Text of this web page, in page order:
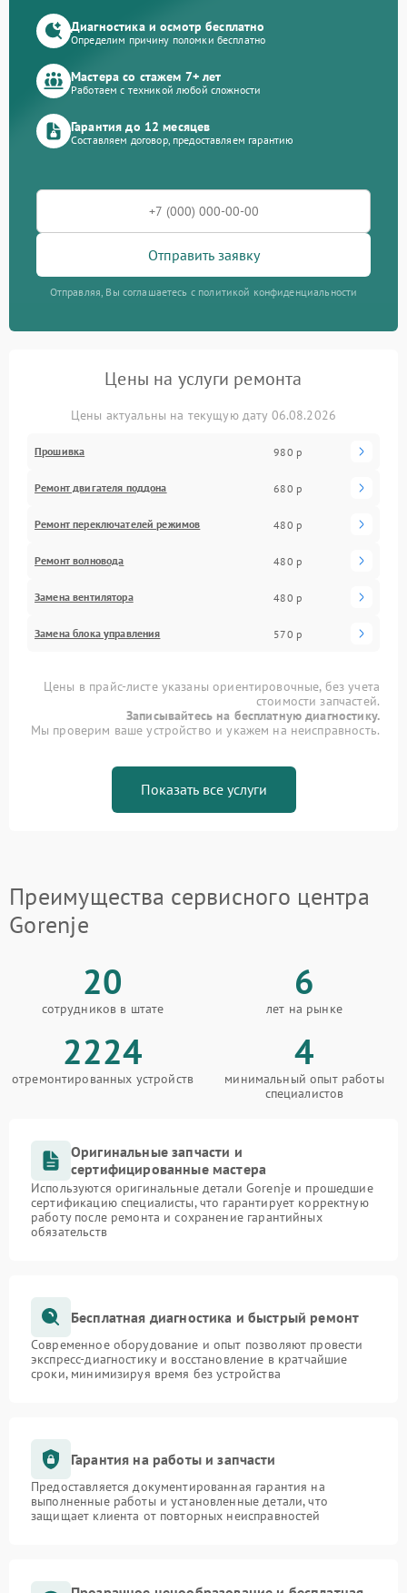
Диагностика и осмотр бесплатно
Определим причину поломки бесплатно
Мастера со стажем 7+ лет
Работаем с техникой любой сложности
Гарантия до 12 месяцев
Составляем договор, предоставляем гарантию
Отправить заявку
Отправляя, Вы соглашаетесь с политикой конфиденциальности
Цены на услуги ремонта
Цены актуальны на текущую дату 06.08.2026
Прошивка 980 р
Ремонт двигателя поддона 680 р
Ремонт переключателей режимов 480 р
Ремонт волновода 480 р
Замена вентилятора 480 р
Замена блока управления 570 р
Цены в прайс-листе указаны ориентировочные, без учета
стоимости запчастей.
Записывайтесь на бесплатную диагностику.
Мы проверим ваше устройство и укажем на неисправность.
Показать все услуги
Преимущества сервисного центра
Gorenje
20
сотрудников в штате
6
лет на рынке
2224
отремонтированных устройств
4
минимальный опыт работы
специалистов
Оригинальные запчасти и
сертифицированные мастера
Используются оригинальные детали Gorenje и прошедшие
сертификацию специалисты, что гарантирует корректную
работу после ремонта и сохранение гарантийных
обязательств
Бесплатная диагностика и быстрый ремонт
Современное оборудование и опыт позволяют провести
экспресс-диагностику и восстановление в кратчайшие
сроки, минимизируя время без устройства
Гарантия на работы и запчасти
Предоставляется документированная гарантия на
выполненные работы и установленные детали, что
защищает клиента от повторных неисправностей